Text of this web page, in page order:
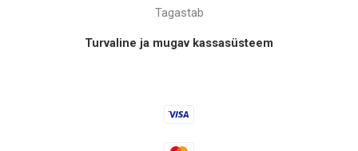
Tagastab
Turvaline ja mugav kassasüsteem